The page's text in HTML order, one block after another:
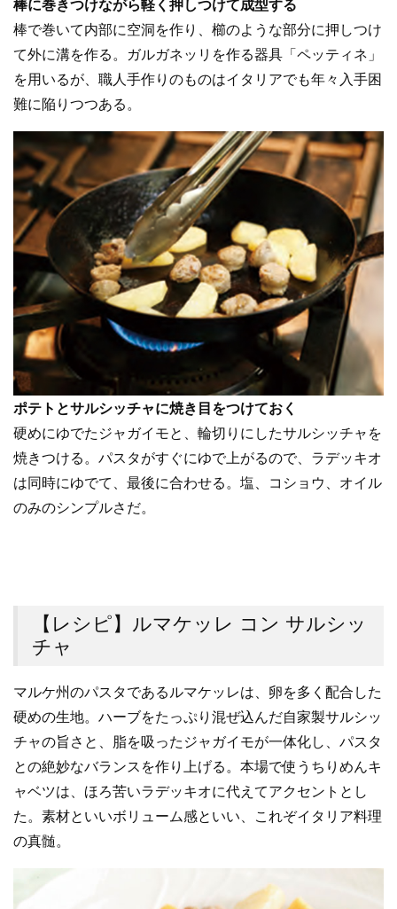
棒に巻きつけながら軽く押しつけて成型する
棒で巻いて内部に空洞を作り、櫛のような部分に押しつけ
て外に溝を作る。ガルガネッリを作る器具「ペッティネ」
を用いるが、職人手作りのものはイタリアでも年々入手困
難に陥りつつある。
ポテトとサルシッチャに焼き目をつけておく
硬めにゆでたジャガイモと、輪切りにしたサルシッチャを
焼きつける。パスタがすぐにゆで上がるので、ラデッキオ
は同時にゆでて、最後に合わせる。塩、コショウ、オイル
のみのシンプルさだ。
【レシピ】ルマケッレ コン サルシッ
チャ
マルケ州のパスタであるルマケッレは、卵を多く配合した
硬めの生地。ハーブをたっぷり混ぜ込んだ自家製サルシッ
チャの旨さと、脂を吸ったジャガイモが一体化し、パスタ
との絶妙なバランスを作り上げる。本場で使うちりめんキ
ャベツは、ほろ苦いラデッキオに代えてアクセントとし
た。素材といいボリューム感といい、これぞイタリア料理
の真髄。